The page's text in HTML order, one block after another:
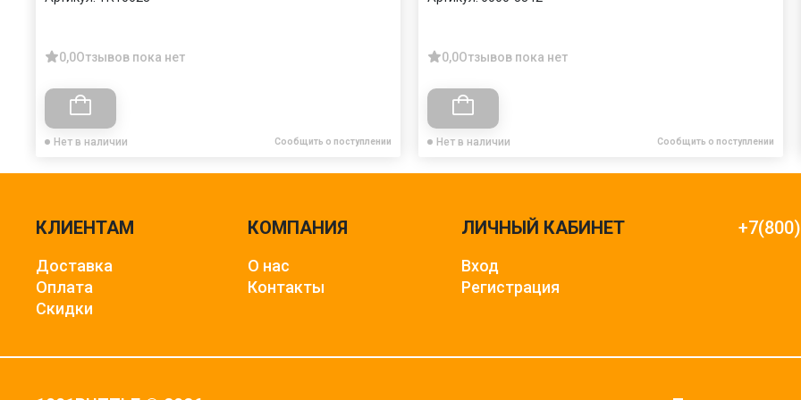
0,0Отзывов пока нет
Нет в наличии Сообщить о поступлении
0,0Отзывов пока нет
Нет в наличии Сообщить о поступлении
КЛИЕНТАМ
Доставка
Оплата
Скидки
КОМПАНИЯ
О нас
Контакты
ЛИЧНЫЙ КАБИНЕТ
Вход
Регистрация